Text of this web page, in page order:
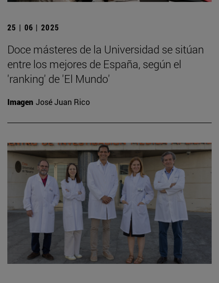
25 | 06 | 2025
Doce másteres de la Universidad se sitúan
entre los mejores de España, según el
'ranking' de 'El Mundo'
Imagen José Juan Rico